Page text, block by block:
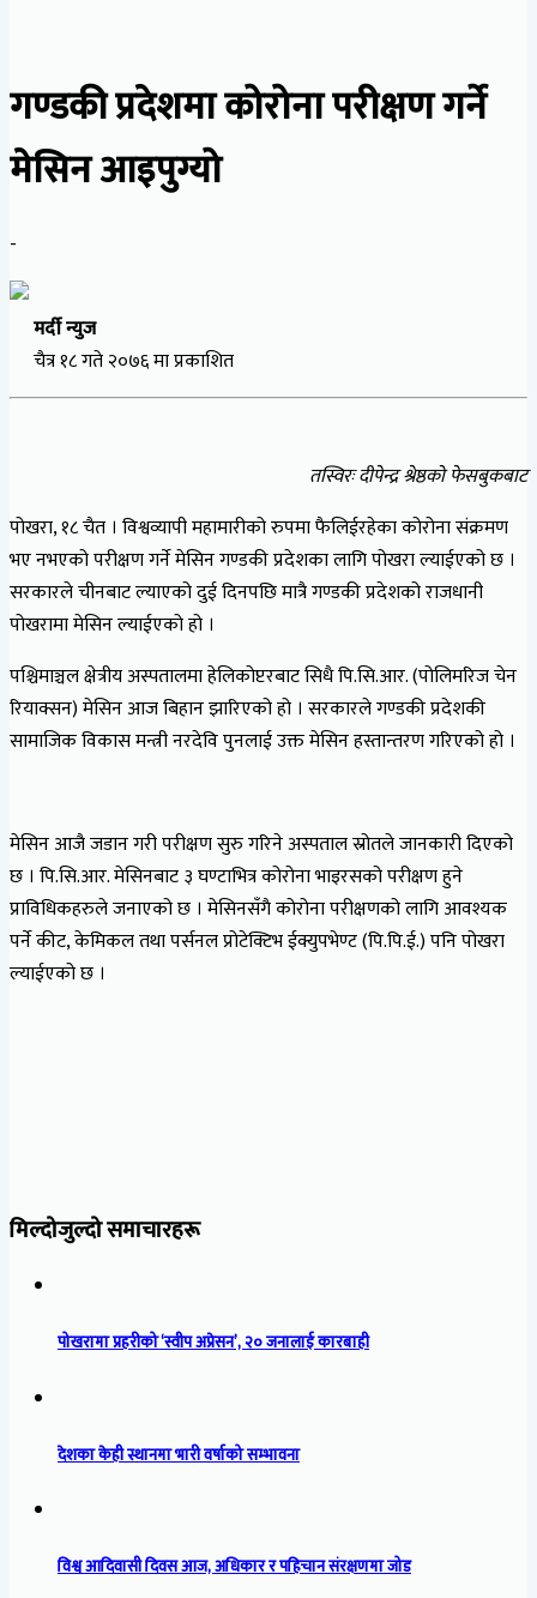
गण्डकी प्रदेशमा कोरोना परीक्षण गर्ने
मेसिन आइपुग्यो
-
मर्दी न्युज
चैत्र १८ गते २०७६ मा प्रकाशित
तस्विरः दीपेन्द्र श्रेष्ठको फेसबुकबाट
पोखरा, १८ चैत । विश्वव्यापी महामारीको रुपमा फैलिईरहेका कोरोना संक्रमण
भए नभएको परीक्षण गर्ने मेसिन गण्डकी प्रदेशका लागि पोखरा ल्याईएको छ ।
सरकारले चीनबाट ल्याएको दुई दिनपछि मात्रै गण्डकी प्रदेशको राजधानी
पोखरामा मेसिन ल्याईएको हो ।
पश्चिमाञ्चल क्षेत्रीय अस्पतालमा हेलिकोप्टरबाट सिधै पि.सि.आर. (पोलिमरिज चेन
रियाक्सन) मेसिन आज बिहान झारिएको हो । सरकारले गण्डकी प्रदेशकी
सामाजिक विकास मन्त्री नरदेवि पुनलाई उक्त मेसिन हस्तान्तरण गरिएको हो ।
मेसिन आजै जडान गरी परीक्षण सुरु गरिने अस्पताल स्रोतले जानकारी दिएको
छ । पि.सि.आर. मेसिनबाट ३ घण्टाभित्र कोरोना भाइरसको परीक्षण हुने
प्राविधिकहरुले जनाएको छ । मेसिनसँगै कोरोना परीक्षणको लागि आवश्यक
पर्ने कीट, केमिकल तथा पर्सनल प्रोटेक्टिभ ईक्युपभेण्ट (पि.पि.ई.) पनि पोखरा
ल्याईएको छ ।
मिल्दोजुल्दो समाचारहरू
पोखरामा प्रहरीको ‘स्वीप अप्रेसन’, २० जनालाई कारबाही
देशका केही स्थानमा भारी वर्षाको सम्भावना
विश्व आदिवासी दिवस आज, अधिकार र पहिचान संरक्षणमा जोड